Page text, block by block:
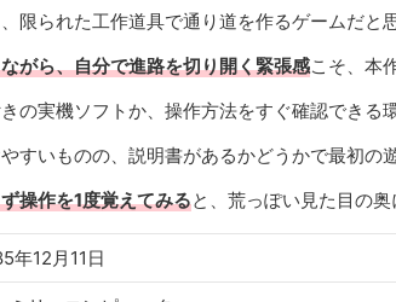
限られた工作道具で通り道を作るゲームだと
がら、自分で進路を切り開く緊張感こそ、本
の実機ソフトか、操作方法をすぐ確認できる
すいものの、説明書があるかどうかで最初の
操作を1度覚えてみると、荒っぽい見た目の
年12月11日